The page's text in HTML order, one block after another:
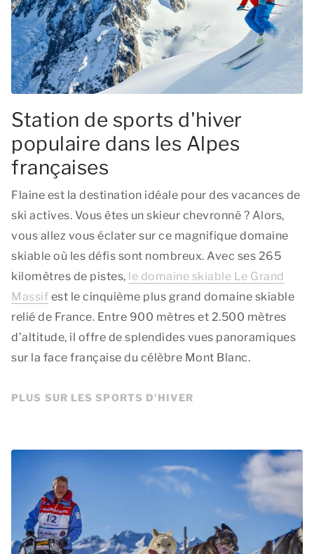
Station de sports d'hiver
populaire dans les Alpes
françaises
Flaine est la destination idéale pour des vacances de
ski actives. Vous êtes un skieur chevronné ? Alors,
vous allez vous éclater sur ce magnifique domaine
skiable où les défis sont nombreux. Avec ses 265
kilomètres de pistes, le domaine skiable Le Grand
Massif est le cinquième plus grand domaine skiable
relié de France. Entre 900 mètres et 2.500 mètres
d’altitude, il offre de splendides vues panoramiques
sur la face française du célèbre Mont Blanc.
PLUS SUR LES SPORTS D'HIVER